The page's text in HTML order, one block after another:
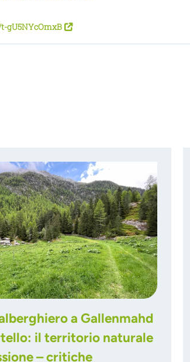
gU5NYcOmxB
a Gallenmahd
il territorio naturale
– critiche